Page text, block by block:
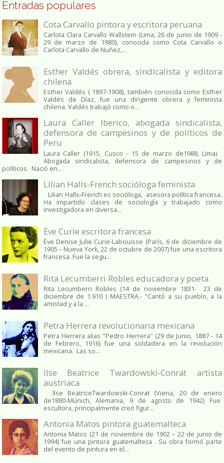
Entradas populares
Cota Carvallo pintora y escritora peruana
Carlota Clara Carvallo Wallstein (Lima, 26 de junio de 1909 -
29 de marzo de 1980), conocida como Cota Carvallo o
Carlota Carvallo de Nuñez,...
Esther Valdés obrera, sindicalista y editora
chilena
Esther Valdés ( 1897-1908), también conocida como Esther
Valdés de Díaz, fue una dirigente obrera y feminista
chilena. Valdés trabajó como o...
Laura Caller Iberico, abogada sindicalista,
defensora de campesinos y de políticos de
Peru
Laura Caller (1915, Cusco - 15 de marzo de1988, Lima)
Abogada sindicalista, defensora de campesinos y de
políticos. Nació en...
Lilian Halls-French socióloga feminista
Lilian Halls-French es socióloga, asesora política francesa.
Ha impartido clases de sociología y trabajado como
investigadora en diversa...
Ève Curie escritora francesa
Ève Denise Julie Curie-Labouisse (París, 6 de diciembre de
1905 – Nueva York, 22 de octubre de 2007) fue una escritora
francesa. Fue la segu...
Rita Lecumberri Robles educadora y poeta
Rita Lecumberri Robles (14 de noviembre 1831- 23 de
diciembre de 1.910 ) MAESTRA.- "Cantó a su pueblo, a la
amistad y a la ...
Petra Herrera revolucionaria mexicana
Petra Herrera alias "Pedro Herrera" (29 de Junio, 1887 - 14
de Febrero, 1916) fue una soldadera en la revolución
mexicana. Las so...
Ilse Beatrice Twardowski-Conrat artista
austriaca
Ilse BeatriceTwardowski-Conrat (Viena, 20 de enero
de1880-Múnich, Alemania, 9 de agosto de 1942) Fue
escultora, principalmente creó figur...
Antonia Matos pintora guatemalteca
Antonia Matos (21 de noviembre de 1902 – 22 de junio de
1994) fue una pintora guatemalteca . Su obra formó parte
del evento de pintura en el...